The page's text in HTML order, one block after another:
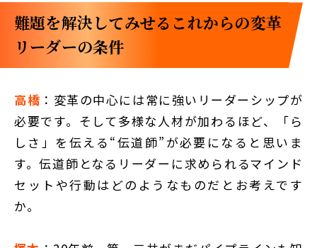
難題を解決してみせる――これからの変革
リーダーの条件
高橋 ：変革の中心には常に強いリーダーシップが
必要です。そして多様な人材が加わるほど、「ら
しさ」を伝える“伝道師”が必要になると思いま
す。伝道師となるリーダーに求められるマインド
セットや行動はどのようなものだとお考えです
か。